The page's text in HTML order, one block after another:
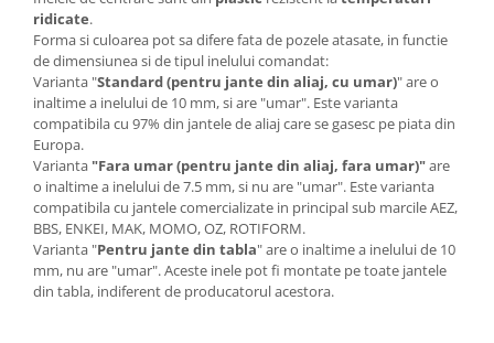
ridicate.
Forma si culoarea pot sa difere fata de pozele atasate, in functie
de dimensiunea si de tipul inelului comandat:
Varianta "Standard (pentru jante din aliaj, cu umar)" are o
inaltime a inelului de 10 mm, si are "umar". Este varianta
compatibila cu 97% din jantele de aliaj care se gasesc pe piata din
Europa.
Varianta "Fara umar (pentru jante din aliaj, fara umar)"are
o inaltime a inelului de 7.5 mm, si nu are "umar". Este varianta
compatibila cu jantele comercializate in principal sub marcile AEZ,
BBS, ENKEI, MAK, MOMO, OZ, ROTIFORM.
Varianta "Pentru jante din tabla" are o inaltime a inelului de 10
mm, nu are "umar". Aceste inele pot fi montate pe toate jantele
din tabla, indiferent de producatorul acestora.